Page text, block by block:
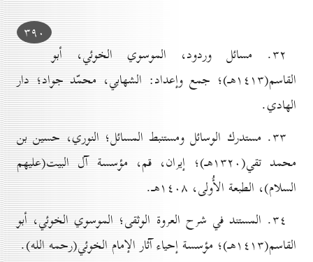
۳۹٠
۳۲. مسائل وردود، الموسوي الخوئي، أبو
القاسم(۱٤۱۳هـ)؛ جمع وإعداد: الشهابي، محمّد جواد؛ دار
الهادي.
۳۳. مستدرك الوسائل ومستنبط المسائل؛ النوري، حسین بن
محمد تقي(۱۳۲٠هـ)؛ إيران، قم، مؤسسة آل البيت(علیهم
السلام)، الطبعة الأُولی، ۱٤٠۸هـ.
۳٤. المستند في شرح العروة الوثقی؛ الموسوي الخوئي، أبو
القاسم(۱٤۱۳هـ)؛ مؤسسة إحياء آثار الإمام الخوئي(رحمه الله).